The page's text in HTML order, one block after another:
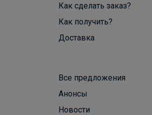
Как сделать заказ?
Как получить?
Доставка
Все предложения
Анонсы
Новости